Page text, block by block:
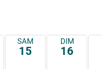
SAM
15
DIM
16